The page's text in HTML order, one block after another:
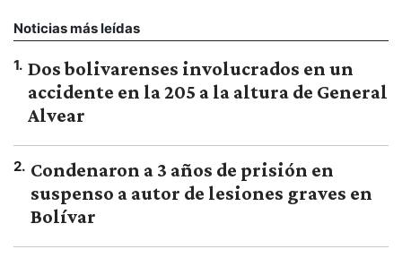
Noticias más leídas
1. Dos bolivarenses involucrados en un
accidente en la 205 a la altura de General
Alvear
2. Condenaron a 3 años de prisión en
suspenso a autor de lesiones graves en
Bolívar